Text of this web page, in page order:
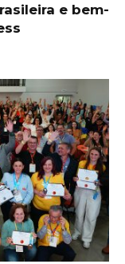
e bem-